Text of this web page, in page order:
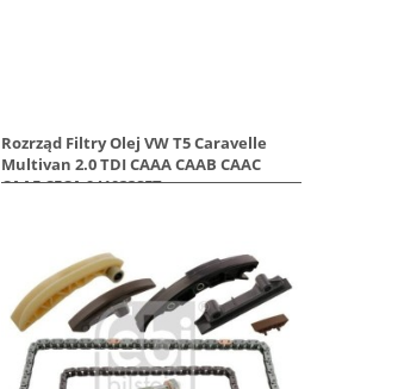
Rozrząd Filtry Olej VW T5 Caravelle
Multivan 2.0 TDI CAAA CAAB CAAC
CAAE CFCA 941033SET